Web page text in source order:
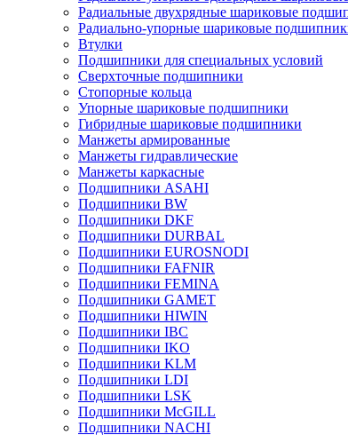
Радиальные двухрядные шариковые
Радиально-упорные шариковые
Втулки
Подшипники для специальных условий
Сверхточные подшипники
Стопорные кольца
Упорные шариковые подшипники
Гибридные шариковые подшипники
Манжеты армированные
Манжеты гидравлические
Манжеты каркасные
Подшипники ASAHI
Подшипники BW
Подшипники DKF
Подшипники DURBAL
Подшипники EUROSNODI
Подшипники FAFNIR
Подшипники FEMINA
Подшипники GAMET
Подшипники HIWIN
Подшипники IBC
Подшипники IKO
Подшипники KLM
Подшипники LDI
Подшипники LSK
Подшипники McGILL
Подшипники NACHI